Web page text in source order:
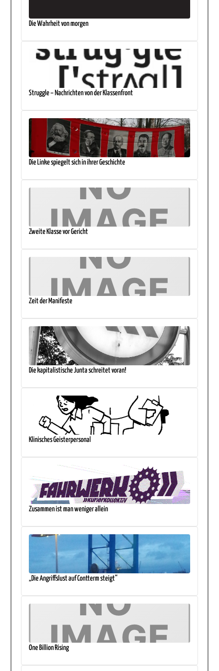
Die Wahrheit von morgen
Struggle – Nachrichten von der Klassenfront
Die Linke spiegelt sich in ihrer Geschichte
Zweite Klasse vor Gericht
Zeit der Manifeste
Die kapitalistische Junta schreitet voran!
Klinisches Geisterpersonal
Zusammen ist man weniger allein
„Die Angriffslust auf Contterm steigt“
One Billion Rising